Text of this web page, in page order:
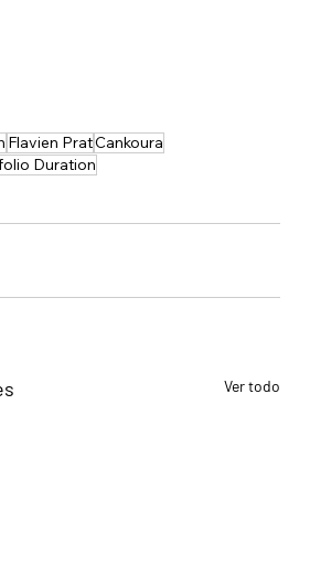
Flavien PratCankoura
Duration
Ver todo